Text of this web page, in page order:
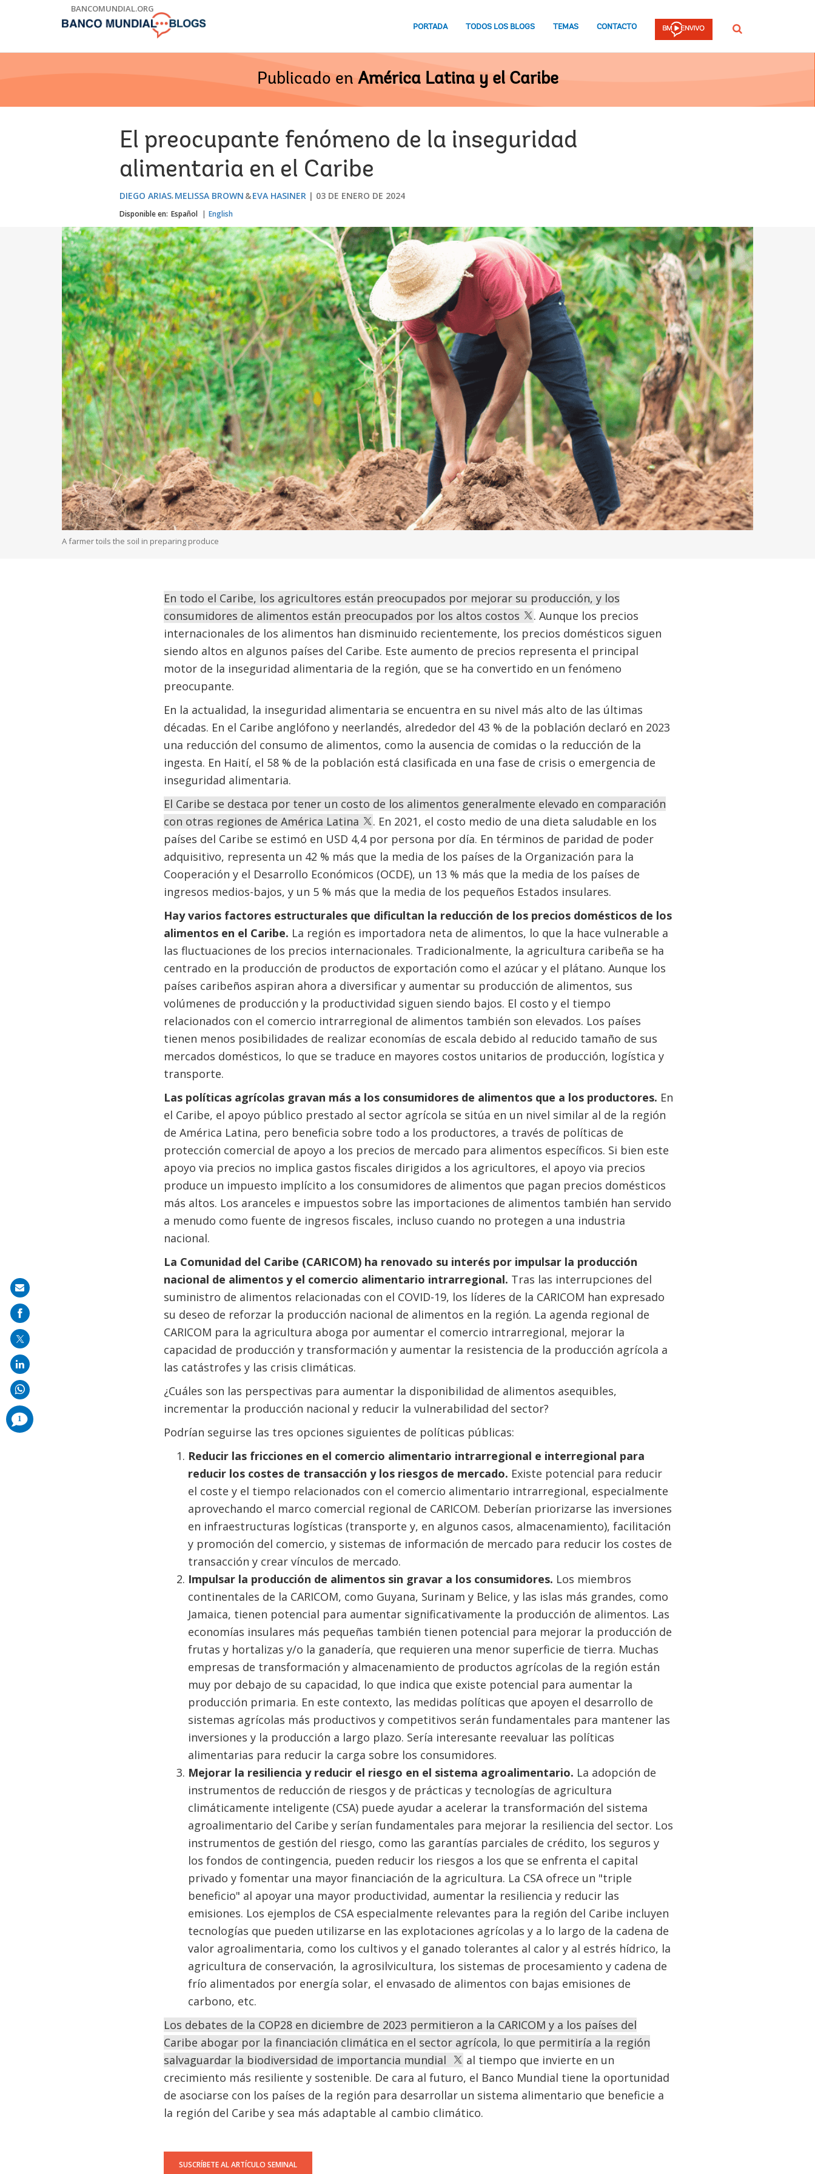
BANCOMUNDIAL.ORG
PORTADA TODOS LOS BLOGS TEMAS CONTACTO Buscar
Publicado en América Latina y el Caribe
El preocupante fenómeno de la inseguridad
alimentaria en el Caribe
DIEGO ARIAS MELISSA BROWN EVA HASINER 03 DE ENERO DE 2024
Disponible en: Español English
A farmer toils the soil in preparing produce
En todo el Caribe, los agricultores están preocupados por mejorar su producción, y los
consumidores de alimentos están preocupados por los altos costos
. Aunque los precios
internacionales de los alimentos han disminuido recientemente, los precios domésticos siguen
siendo altos en algunos países del Caribe. Este aumento de precios representa el principal
motor de la inseguridad alimentaria de la región, que se ha convertido en un fenómeno
preocupante.
En la actualidad, la inseguridad alimentaria se encuentra en su nivel más alto de las últimas
décadas. En el Caribe anglófono y neerlandés, alrededor del 43 % de la población declaró en 2023
una reducción del consumo de alimentos, como la ausencia de comidas o la reducción de la
ingesta. En Haití, el 58 % de la población está clasificada en una fase de crisis o emergencia de
inseguridad alimentaria.
El Caribe se destaca por tener un costo de los alimentos generalmente elevado en comparación
con otras regiones de América Latina
. En 2021, el costo medio de una dieta saludable en los
países del Caribe se estimó en USD 4,4 por persona por día. En términos de paridad de poder
adquisitivo, representa un 42 % más que la media de los países de la Organización para la
Cooperación y el Desarrollo Económicos (OCDE), un 13 % más que la media de los países de
ingresos medios-bajos, y un 5 % más que la media de los pequeños Estados insulares.
Hay varios factores estructurales que dificultan la reducción de los precios domésticos de los
alimentos en el Caribe. La región es importadora neta de alimentos, lo que la hace vulnerable a
las fluctuaciones de los precios internacionales. Tradicionalmente, la agricultura caribeña se ha
centrado en la producción de productos de exportación como el azúcar y el plátano. Aunque los
países caribeños aspiran ahora a diversificar y aumentar su producción de alimentos, sus
volúmenes de producción y la productividad siguen siendo bajos. El costo y el tiempo
relacionados con el comercio intrarregional de alimentos también son elevados. Los países
tienen menos posibilidades de realizar economías de escala debido al reducido tamaño de sus
mercados domésticos, lo que se traduce en mayores costos unitarios de producción, logística y
transporte.
Las políticas agrícolas gravan más a los consumidores de alimentos que a los productores. En
el Caribe, el apoyo público prestado al sector agrícola se sitúa en un nivel similar al de la región
de América Latina, pero beneficia sobre todo a los productores, a través de políticas de
protección comercial de apoyo a los precios de mercado para alimentos específicos. Si bien este
apoyo via precios no implica gastos fiscales dirigidos a los agricultores, el apoyo via precios
produce un impuesto implícito a los consumidores de alimentos que pagan precios domésticos
más altos. Los aranceles e impuestos sobre las importaciones de alimentos también han servido
a menudo como fuente de ingresos fiscales, incluso cuando no protegen a una industria
nacional.
La Comunidad del Caribe (CARICOM) ha renovado su interés por impulsar la producción
nacional de alimentos y el comercio alimentario intrarregional. Tras las interrupciones del
suministro de alimentos relacionadas con el COVID-19, los líderes de la CARICOM han expresado
su deseo de reforzar la producción nacional de alimentos en la región. La agenda regional de
CARICOM para la agricultura aboga por aumentar el comercio intrarregional, mejorar la
capacidad de producción y transformación y aumentar la resistencia de la producción agrícola a
las catástrofes y las crisis climáticas.
¿Cuáles son las perspectivas para aumentar la disponibilidad de alimentos asequibles,
incrementar la producción nacional y reducir la vulnerabilidad del sector?
Podrían seguirse las tres opciones siguientes de políticas públicas:
Reducir las fricciones en el comercio alimentario intrarregional e interregional para
reducir los costes de transacción y los riesgos de mercado. Existe potencial para reducir
el coste y el tiempo relacionados con el comercio alimentario intrarregional, especialmente
aprovechando el marco comercial regional de CARICOM. Deberían priorizarse las inversiones
en infraestructuras logísticas (transporte y, en algunos casos, almacenamiento), facilitación
y promoción del comercio, y sistemas de información de mercado para reducir los costes de
transacción y crear vínculos de mercado.
Impulsar la producción de alimentos sin gravar a los consumidores. Los miembros
continentales de la CARICOM, como Guyana, Surinam y Belice, y las islas más grandes, como
Jamaica, tienen potencial para aumentar significativamente la producción de alimentos. Las
economías insulares más pequeñas también tienen potencial para mejorar la producción de
frutas y hortalizas y/o la ganadería, que requieren una menor superficie de tierra. Muchas
empresas de transformación y almacenamiento de productos agrícolas de la región están
muy por debajo de su capacidad, lo que indica que existe potencial para aumentar la
producción primaria. En este contexto, las medidas políticas que apoyen el desarrollo de
sistemas agrícolas más productivos y competitivos serán fundamentales para mantener las
inversiones y la producción a largo plazo. Sería interesante reevaluar las políticas
alimentarias para reducir la carga sobre los consumidores.
Mejorar la resiliencia y reducir el riesgo en el sistema agroalimentario. La adopción de
instrumentos de reducción de riesgos y de prácticas y tecnologías de agricultura
climáticamente inteligente (CSA) puede ayudar a acelerar la transformación del sistema
agroalimentario del Caribe y serían fundamentales para mejorar la resiliencia del sector. Los
instrumentos de gestión del riesgo, como las garantías parciales de crédito, los seguros y
los fondos de contingencia, pueden reducir los riesgos a los que se enfrenta el capital
privado y fomentar una mayor financiación de la agricultura. La CSA ofrece un "triple
beneficio" al apoyar una mayor productividad, aumentar la resiliencia y reducir las
emisiones. Los ejemplos de CSA especialmente relevantes para la región del Caribe incluyen
tecnologías que pueden utilizarse en las explotaciones agrícolas y a lo largo de la cadena de
valor agroalimentaria, como los cultivos y el ganado tolerantes al calor y al estrés hídrico, la
agricultura de conservación, la agrosilvicultura, los sistemas de procesamiento y cadena de
frío alimentados por energía solar, el envasado de alimentos con bajas emisiones de
carbono, etc.
Los debates de la COP28 en diciembre de 2023 permitieron a la CARICOM y a los países del
Caribe abogar por la financiación climática en el sector agrícola, lo que permitiría a la región
salvaguardar la biodiversidad de importancia mundial
al tiempo que invierte en un
crecimiento más resiliente y sostenible. De cara al futuro, el Banco Mundial tiene la oportunidad
de asociarse con los países de la región para desarrollar un sistema alimentario que beneficie a
la región del Caribe y sea más adaptable al cambio climático.
SUSCRÍBETE AL ARTÍCULO SEMINAL
Share
on
mail
1
comments
added